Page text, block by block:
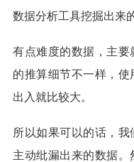
数据分析工具挖掘出来的
有点难度的数据，主要
的推算细节不一样，
出入就比较大。
所以如果可以的话，
主动纰漏出来的数据